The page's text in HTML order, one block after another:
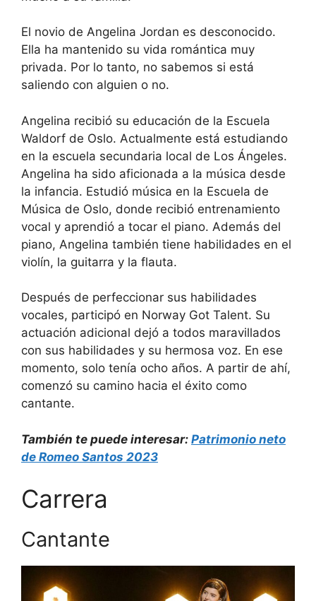
El novio de Angelina Jordan es desconocido.
Ella ha mantenido su vida romántica muy
privada. Por lo tanto, no sabemos si está
saliendo con alguien o no.
Angelina recibió su educación de la Escuela
Waldorf de Oslo. Actualmente está estudiando
en la escuela secundaria local de Los Ángeles.
Angelina ha sido aficionada a la música desde
la infancia. Estudió música en la Escuela de
Música de Oslo, donde recibió entrenamiento
vocal y aprendió a tocar el piano. Además del
piano, Angelina también tiene habilidades en el
violín, la guitarra y la flauta.
Después de perfeccionar sus habilidades
vocales, participó en Norway Got Talent. Su
actuación adicional dejó a todos maravillados
con sus habilidades y su hermosa voz. En ese
momento, solo tenía ocho años. A partir de ahí,
comenzó su camino hacia el éxito como
cantante.
También te puede interesar: Patrimonio neto
de Romeo Santos 2023
Carrera
Cantante